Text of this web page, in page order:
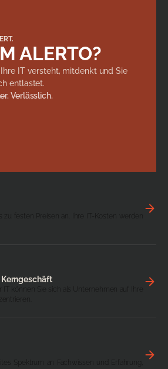
ALERTO?
Ihre IT versteht, mitdenkt und Sie
entlastet.
Verlässlich.
zu festen Preisen an. Ihre IT-Kosten werden
Spektrum an Fachwissen und Erfahrung,